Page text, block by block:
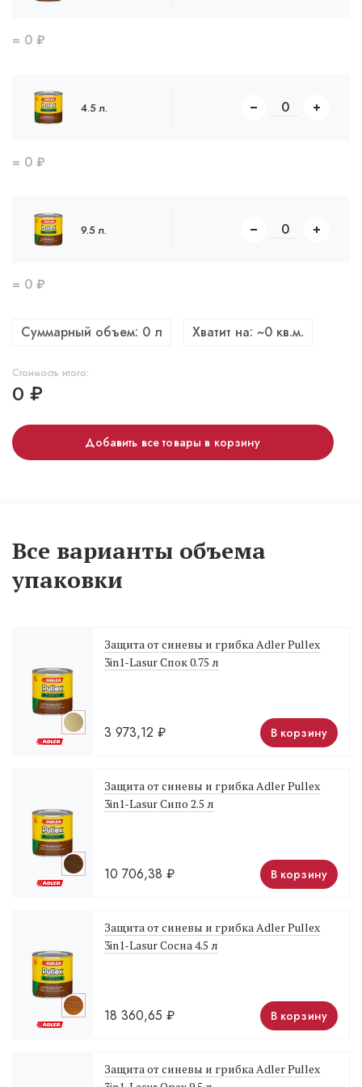
= 0 ₽
4.5 л.
= 0 ₽
9.5 л.
= 0 ₽
Суммарный объем: 0 л Хватит на: ~0 кв.м.
Стоимость итого:
0 ₽
Добавить все товары в корзину
Все варианты объема
упаковки
Защита от синевы и грибка Adler Pullex
3in1-Lasur Спок 0.75 л
3 973,12 ₽ В корзину
Защита от синевы и грибка Adler Pullex
3in1-Lasur Сипо 2.5 л
10 706,38 ₽ В корзину
Защита от синевы и грибка Adler Pullex
3in1-Lasur Сосна 4.5 л
18 360,65 ₽ В корзину
Защита от синевы и грибка Adler Pullex